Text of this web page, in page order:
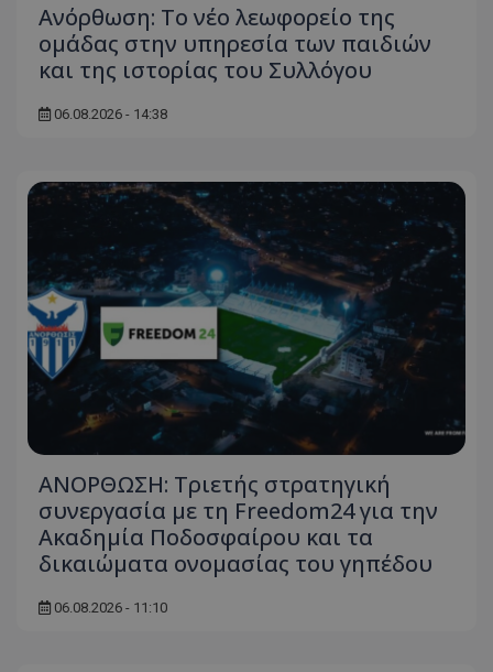
Ανόρθωση: Το νέο λεωφορείο της
ομάδας στην υπηρεσία των παιδιών
και της ιστορίας του Συλλόγου
06.08.2026 - 14:38
ΑΝΟΡΘΩΣΗ: Τριετής στρατηγική
συνεργασία με τη Freedom24 για την
Ακαδημία Ποδοσφαίρου και τα
δικαιώματα ονομασίας του γηπέδου
06.08.2026 - 11:10